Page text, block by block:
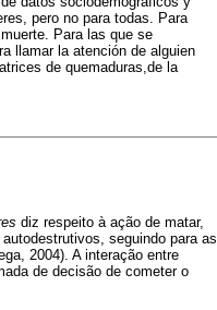
pero no para todas. Para
Para las que se
llamar la atención de alguien
de quemaduras,de la
diz respeito à ação de matar,
seguindo para as
2004). A interação entre
de decisão de cometer o